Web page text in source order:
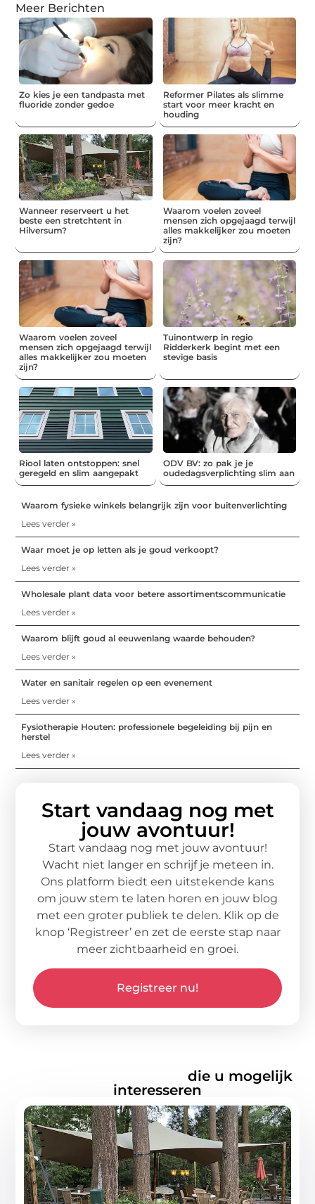
Meer Berichten
Zo kies je een tandpasta met
fluoride zonder gedoe
Reformer Pilates als slimme
start voor meer kracht en
houding
Wanneer reserveert u het
beste een stretchtent in
Hilversum?
Waarom voelen zoveel
mensen zich opgejaagd terwijl
alles makkelijker zou moeten
zijn?
Waarom voelen zoveel
mensen zich opgejaagd terwijl
alles makkelijker zou moeten
zijn?
Tuinontwerp in regio
Ridderkerk begint met een
stevige basis
Riool laten ontstoppen: snel
geregeld en slim aangepakt
ODV BV: zo pak je je
oudedagsverplichting slim aan
Waarom fysieke winkels belangrijk zijn voor buitenverlichting
Lees verder »
Waar moet je op letten als je goud verkoopt?
Lees verder »
Wholesale plant data voor betere assortimentscommunicatie
Lees verder »
Waarom blijft goud al eeuwenlang waarde behouden?
Lees verder »
Water en sanitair regelen op een evenement
Lees verder »
Fysiotherapie Houten: professionele begeleiding bij pijn en
herstel
Lees verder »
Start vandaag nog met
jouw avontuur!
Start vandaag nog met jouw avontuur!
Wacht niet langer en schrijf je meteen in.
Ons platform biedt een uitstekende kans
om jouw stem te laten horen en jouw blog
met een groter publiek te delen. Klik op de
knop ‘Registreer’ en zet de eerste stap naar
meer zichtbaarheid en groei.
Registreer nu!
die u mogelijk
interesseren